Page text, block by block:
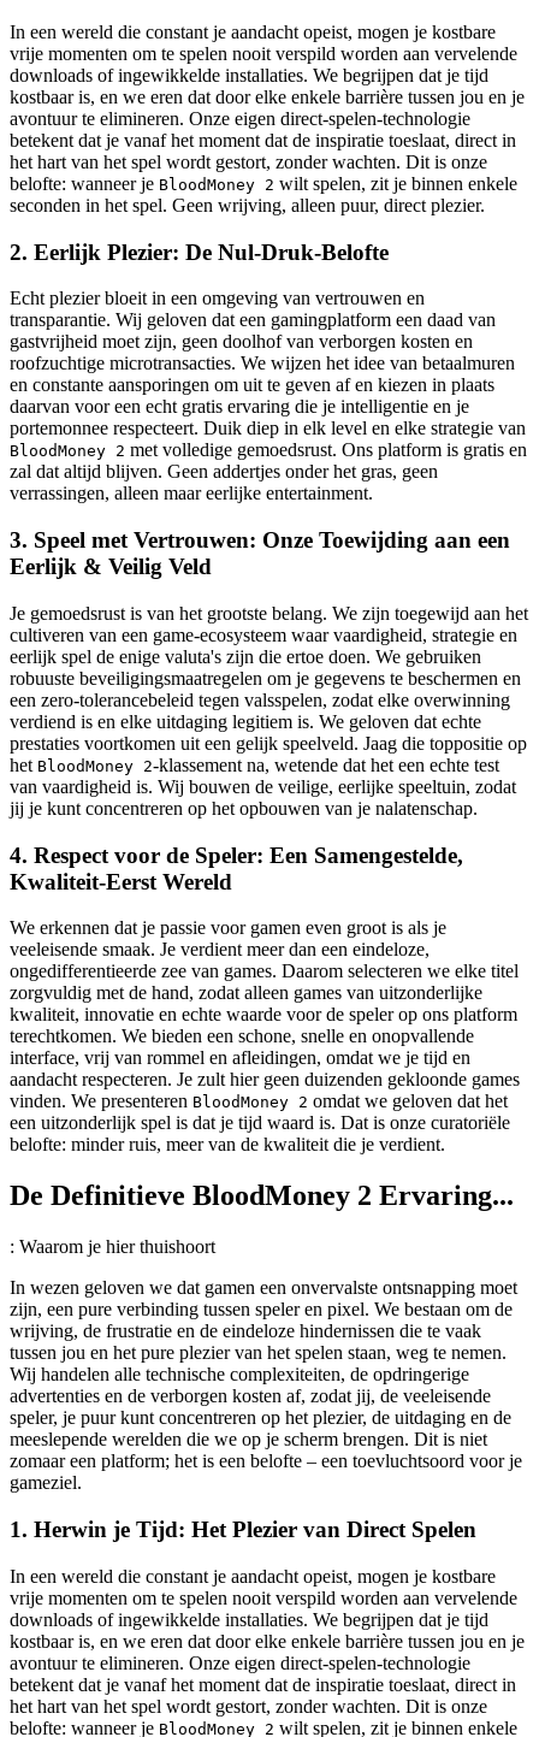
In een wereld die constant je aandacht opeist, mogen je kostbare
vrije momenten om te spelen nooit verspild worden aan vervelende
downloads of ingewikkelde installaties. We begrijpen dat je tijd
kostbaar is, en we eren dat door elke enkele barrière tussen jou en je
avontuur te elimineren. Onze eigen direct-spelen-technologie
betekent dat je vanaf het moment dat de inspiratie toeslaat, direct in
het hart van het spel wordt gestort, zonder wachten. Dit is onze
belofte: wanneer je BloodMoney 2 wilt spelen, zit je binnen enkele
seconden in het spel. Geen wrijving, alleen puur, direct plezier.
2. Eerlijk Plezier: De Nul-Druk-Belofte
Echt plezier bloeit in een omgeving van vertrouwen en
transparantie. Wij geloven dat een gamingplatform een daad van
gastvrijheid moet zijn, geen doolhof van verborgen kosten en
roofzuchtige microtransacties. We wijzen het idee van betaalmuren
en constante aansporingen om uit te geven af en kiezen in plaats
daarvan voor een echt gratis ervaring die je intelligentie en je
portemonnee respecteert. Duik diep in elk level en elke strategie van
BloodMoney 2 met volledige gemoedsrust. Ons platform is gratis en
zal dat altijd blijven. Geen addertjes onder het gras, geen
verrassingen, alleen maar eerlijke entertainment.
3. Speel met Vertrouwen: Onze Toewijding aan een
Eerlijk & Veilig Veld
Je gemoedsrust is van het grootste belang. We zijn toegewijd aan het
cultiveren van een game-ecosysteem waar vaardigheid, strategie en
eerlijk spel de enige valuta's zijn die ertoe doen. We gebruiken
robuuste beveiligingsmaatregelen om je gegevens te beschermen en
een zero-tolerancebeleid tegen valsspelen, zodat elke overwinning
verdiend is en elke uitdaging legitiem is. We geloven dat echte
prestaties voortkomen uit een gelijk speelveld. Jaag die toppositie op
het BloodMoney 2-klassement na, wetende dat het een echte test
van vaardigheid is. Wij bouwen de veilige, eerlijke speeltuin, zodat
jij je kunt concentreren op het opbouwen van je nalatenschap.
4. Respect voor de Speler: Een Samengestelde,
Kwaliteit-Eerst Wereld
We erkennen dat je passie voor gamen even groot is als je
veeleisende smaak. Je verdient meer dan een eindeloze,
ongedifferentieerde zee van games. Daarom selecteren we elke titel
zorgvuldig met de hand, zodat alleen games van uitzonderlijke
kwaliteit, innovatie en echte waarde voor de speler op ons platform
terechtkomen. We bieden een schone, snelle en onopvallende
interface, vrij van rommel en afleidingen, omdat we je tijd en
aandacht respecteren. Je zult hier geen duizenden gekloonde games
vinden. We presenteren BloodMoney 2 omdat we geloven dat het
een uitzonderlijk spel is dat je tijd waard is. Dat is onze curatoriële
belofte: minder ruis, meer van de kwaliteit die je verdient.
De Definitieve BloodMoney 2 Ervaring...
: Waarom je hier thuishoort
In wezen geloven we dat gamen een onvervalste ontsnapping moet
zijn, een pure verbinding tussen speler en pixel. We bestaan om de
wrijving, de frustratie en de eindeloze hindernissen die te vaak
tussen jou en het pure plezier van het spelen staan, weg te nemen.
Wij handelen alle technische complexiteiten, de opdringerige
advertenties en de verborgen kosten af, zodat jij, de veeleisende
speler, je puur kunt concentreren op het plezier, de uitdaging en de
meeslepende werelden die we op je scherm brengen. Dit is niet
zomaar een platform; het is een belofte – een toevluchtsoord voor je
gameziel.
1. Herwin je Tijd: Het Plezier van Direct Spelen
In een wereld die constant je aandacht opeist, mogen je kostbare
vrije momenten om te spelen nooit verspild worden aan vervelende
downloads of ingewikkelde installaties. We begrijpen dat je tijd
kostbaar is, en we eren dat door elke enkele barrière tussen jou en je
avontuur te elimineren. Onze eigen direct-spelen-technologie
betekent dat je vanaf het moment dat de inspiratie toeslaat, direct in
het hart van het spel wordt gestort, zonder wachten. Dit is onze
belofte: wanneer je BloodMoney 2 wilt spelen, zit je binnen enkele